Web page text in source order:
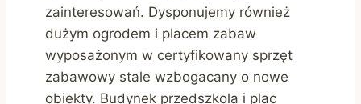
zainteresowań. Dysponujemy również
dużym ogrodem i placem zabaw
wyposażonym w certyfikowany sprzęt
zabawowy stale wzbogacany o nowe
obiekty. Budynek przedszkola i plac